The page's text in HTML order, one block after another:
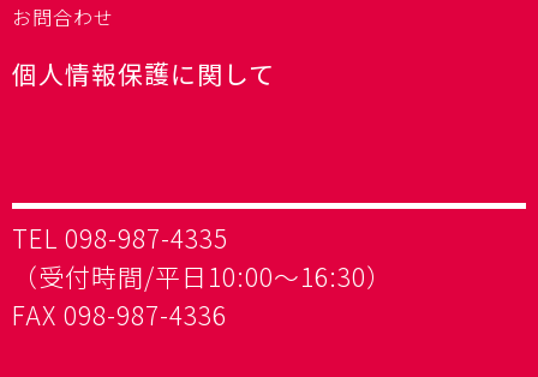
お問合わせ
個人情報保護に関して
TEL 098-987-4335
（受付時間/平日10:00～16:30）
FAX 098-987-4336